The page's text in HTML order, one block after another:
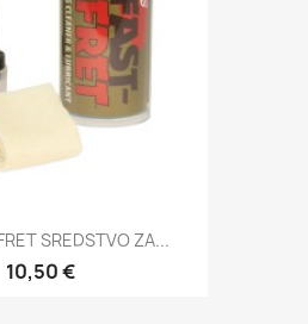
SREDSTVO ZA...
10,50 €